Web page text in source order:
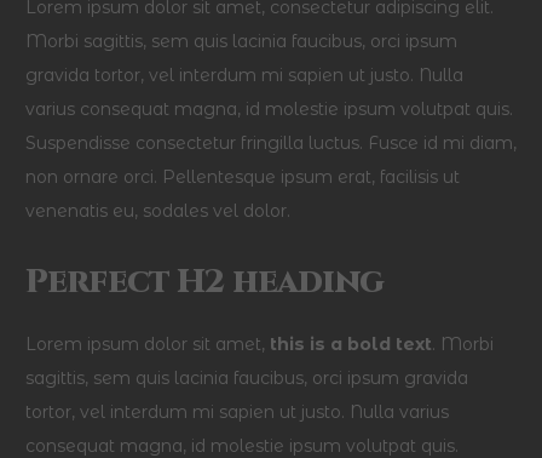
Lorem ipsum dolor sit amet, consectetur adipiscing elit.
Morbi sagittis, sem quis lacinia faucibus, orci ipsum
gravida tortor, vel interdum mi sapien ut justo. Nulla
varius consequat magna, id molestie ipsum volutpat quis.
Suspendisse consectetur fringilla luctus. Fusce id mi diam,
non ornare orci. Pellentesque ipsum erat, facilisis ut
venenatis eu, sodales vel dolor.
Perfect H2 heading
Lorem ipsum dolor sit amet, this is a bold text. Morbi
sagittis, sem quis lacinia faucibus, orci ipsum gravida
tortor, vel interdum mi sapien ut justo. Nulla varius
consequat magna, id molestie ipsum volutpat quis.